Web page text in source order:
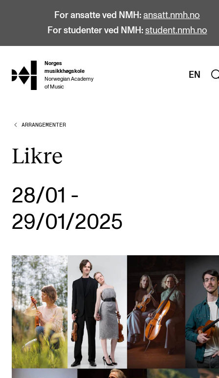
For ansatte ved NMH: ansatt.nmh.no
For studenter ved NMH: student.nmh.no
hjem
Norges
musikkhøgskole
Norwegian Academy
of Music
EN
STUDIER
Bachelor
Doktorgrad
Årsstudium og videreutdanning
STUDENTLIV
Søknad og opptak
Biblioteket
Fagmiljøer
Salane våre
Studentutvalet SUT (student.nmh.no)
ARRANGEMENTER
Likre
28/01 -
29/01/2025